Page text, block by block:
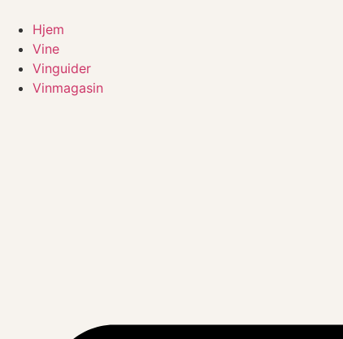
indhold
Hjem
Vine
Vinguider
Vinmagasin